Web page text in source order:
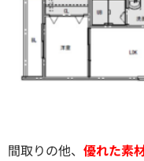
間取りの他、 優れた素